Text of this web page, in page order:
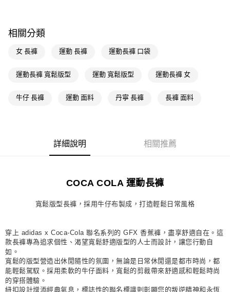
付款後全家取貨
每筆NT$80，滿NT$1,500(含以上)免運費
付款後萊爾富取貨
每筆NT$80，滿NT$1,500(含以上)免運費
每筆NT$80，滿NT$1,500(含以上)免運費
每筆NT$80，滿NT$1,500(含以上)免運費
相關分類
女 長褲 運動 長褲 運動長褲 口袋
運動長褲 寬鬆版型 運動 寬鬆版型 運動長褲 女
牛仔 長褲 運動 面料 丹寧 長褲 長褲 面料
詳細說明 相關推薦
COCA COLA 運動長褲
寬鬆版型長褲，採用牛仔布製成，打造輕鬆日常風格
穿上 adidas x Coca-Cola 聯名系列的 GFX 香蕉褲，盡享舒適自在。這
款長褲專為追求個性、渴望寬鬆舒適版型的人士而設計，讓您行動自
如。
寬鬆的版型營造出休閒隨性的氛圍，無論是日常休閒還是都市時尚，都
能輕鬆駕馭。採用柔軟的牛仔面料，寬鬆的剪裁帶來舒適感和輕鬆時尚
的穿搭體驗。
紐扣設計增添經典氣息，標誌性的聯名標識則彰顯您的叛逆精神和永恆